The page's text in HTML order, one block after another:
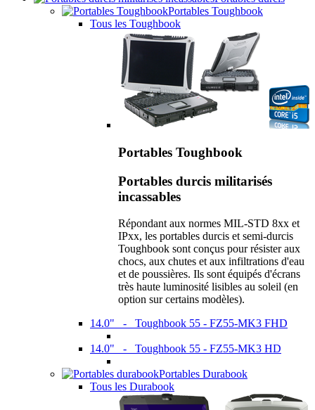
Portables Toughbook
Tous les Toughbook
Portables Toughbook
Portables durcis militarisés
incassables
Répondant aux normes MIL-STD 8xx et
IPxx, les portables durcis et semi-durcis
Toughbook sont conçus pour résister aux
chocs, aux chutes et aux infiltrations d'eau
et de poussières. Ils sont équipés d'écrans
très haute luminosité lisibles au soleil (en
option sur certains modèles).
14.0" - Toughbook 55 - FZ55-MK3 FHD
14.0" - Toughbook 55 - FZ55-MK3 HD
Portables Durabook
Tous les Durabook